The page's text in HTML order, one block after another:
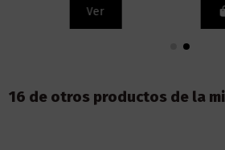
Ver
16 de otros productos de la